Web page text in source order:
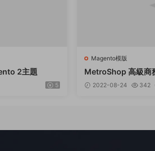
2主題
5
Magento模版
MetroShop 高級商
2022-08-24 342